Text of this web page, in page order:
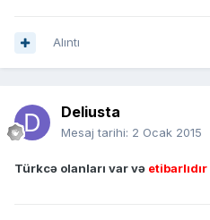
Alıntı
Deliusta
Mesaj tarihi: 2 Ocak 2015
Türkcə olanları var və etibarlıdır